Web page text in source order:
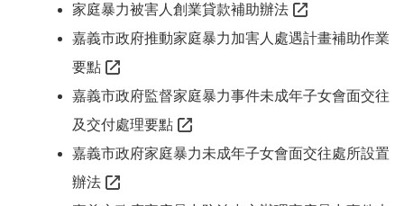
家庭暴力被害人創業貸款補助辦法
嘉義市政府推動家庭暴力加害人處遇計畫補助作業
要點
嘉義市政府監督家庭暴力事件未成年子女會面交往
及交付處理要點
嘉義市政府家庭暴力未成年子女會面交往處所設置
辦法